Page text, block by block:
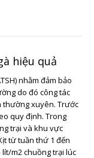
hiệu quả
nhằm đảm bảo
do đó công tác
thường xuyên. Trước
quy định. Trong
trại và khu vực
từ tuần thứ 1 đến
lít/m2 chuồng trại lúc